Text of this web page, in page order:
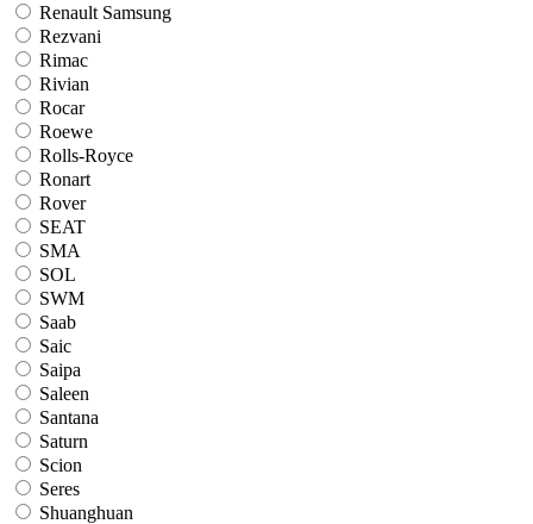
Renault Samsung
Rezvani
Rimac
Rivian
Rocar
Roewe
Rolls-Royce
Ronart
Rover
SEAT
SMA
SOL
SWM
Saab
Saic
Saipa
Saleen
Santana
Saturn
Scion
Seres
Shuanghuan